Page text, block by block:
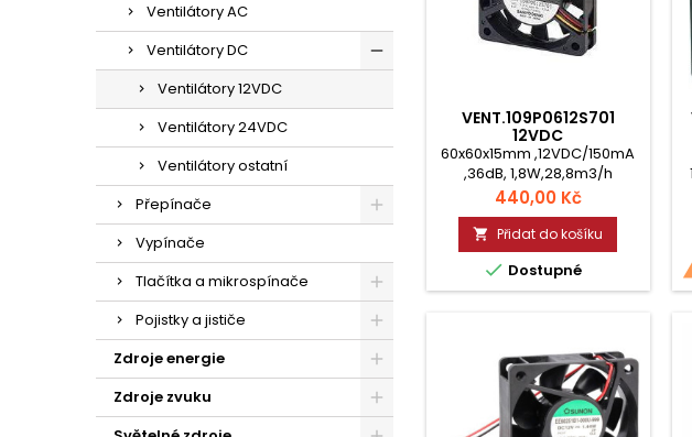
Ventilátory AC
Ventilátory DC
Ventilátory 12VDC
Ventilátory 24VDC
Ventilátory ostatní
Přepínače
Vypínače
Tlačítka a mikrospínače
Pojistky a jističe
Zdroje energie
Zdroje zvuku
VENT.109P0612S701
12VDC
60x60x15mm ,12VDC/150mA
,36dB, 1,8W,28,8m3/h
kulič.ložisko
Cena
440,00 Kč
 Přidat do košíku
 Dostupné